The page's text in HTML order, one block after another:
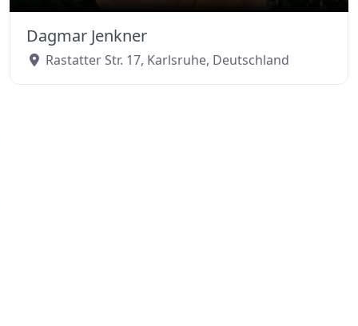
Dagmar Jenkner
Rastatter Str. 17, Karlsruhe, Deutschland